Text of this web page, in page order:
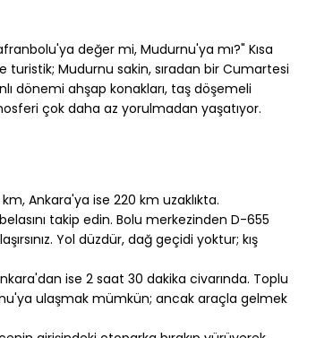
değer mi, Mudurnu'ya mı?" Kısa
turistik; Mudurnu sakin, sıradan bir Cumartesi
dönemi ahşap konakları, taş döşemeli
çok daha az yorulmadan yaşatıyor.
Ankara'ya ise 220 km uzaklıkta.
takip edin. Bolu merkezinden D-655
Yol düzdür, dağ geçidi yoktur; kış
ise 2 saat 30 dakika civarında. Toplu
ulaşmak mümkün; ancak araçla gelmek